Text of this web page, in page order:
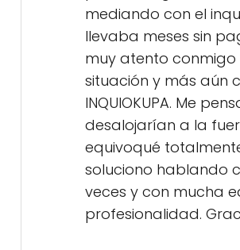
mediando con el
llevaba meses sin
muy atento conmigo
situación y más aún
INQUIOKUPA. Me
desalojarían a la
equivoqué
soluciono hablando
veces y con mucha
profesionalidad.